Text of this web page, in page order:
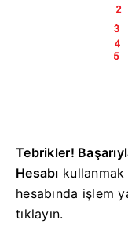
Tebrikler!
Hesabı kullanmak
hesabında işlem
tıklayın.